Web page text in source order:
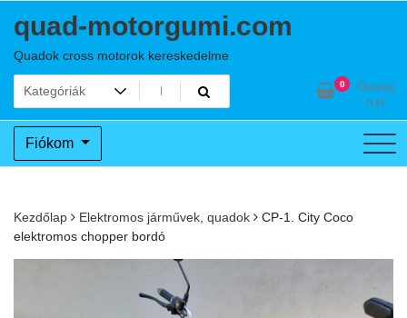
quad-motorgumi.com
Quadok cross motorok kereskedelme
0
Összeg
0 Ft
Fiókom
Kezdőlap Elektromos járművek, quadok
CP-1. City Coco
elektromos chopper bordó